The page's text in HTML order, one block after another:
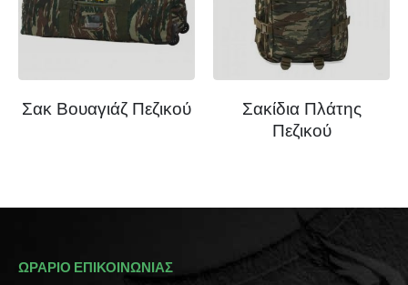
Σακ Βουαγιάζ Πεζικού
Σακίδια Πλάτης
Πεζικού
ΩΡΑΡΙΟ ΕΠΙΚΟΙΝΩΝΙΑΣ